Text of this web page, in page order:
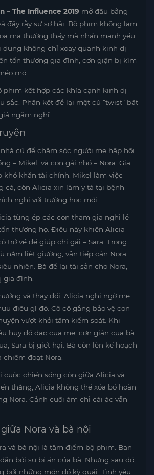
– The Influence 2019 mở đầu bằng
đầy rẫy sự sợ hãi. Bộ phim không lạm
ma thường thấy mà nhấn mạnh yếu
dung không chỉ xoay quanh kinh dị
tổn thương gia đình, cơn giận bị kìm
mó.
phim kết hợp các khía cạnh kinh dị
sắc. Phần kết để lại một cú “twist” bất
ngẫm nghĩ.
cũ để chăm sóc người mẹ hấp hối.
– Mikel, và con gái nhỏ – Nora. Gia
khó khăn tài chính. Mikel làm việc
cá, còn Alicia xin làm y tá tại bệnh
nghi với trường học mới.
từng ép các con tham gia nghi lễ
thương họ. Điều này khiến Alicia
trở về để giúp chị gái – Sara. Trong
nằm liệt giường, vẫn tiếp cận Nora
nhiên. Bà để lại tài sản cho Nora,
gia đình.
và thay đổi. Alicia nghi ngờ mẹ
điều gì đó. Cô cố gắng bảo vệ con
vượt khỏi tầm kiểm soát. Khi
hủy đồ đạc của mẹ, cơn giận của bà
Sara bị giết hại. Bà còn lên kế hoạch
chiếm đoạt Nora.
cuộc chiến sống còn giữa Alicia và
thắng, Alicia không thể xóa bỏ hoàn
Nora. Cảnh cuối ám chỉ cái ác vẫn
Nora và bà nội
và bà nội là tâm điểm bộ phim. Ban
bởi sự bí ẩn của bà. Nhưng sau đó,
bởi những món đồ kỳ quái. Tình yêu